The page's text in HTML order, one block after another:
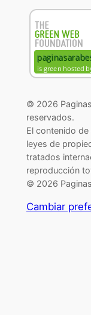
© 2026
reservados.
El contenido
leyes de
tratados
reproducción
© 2026
Cambiar